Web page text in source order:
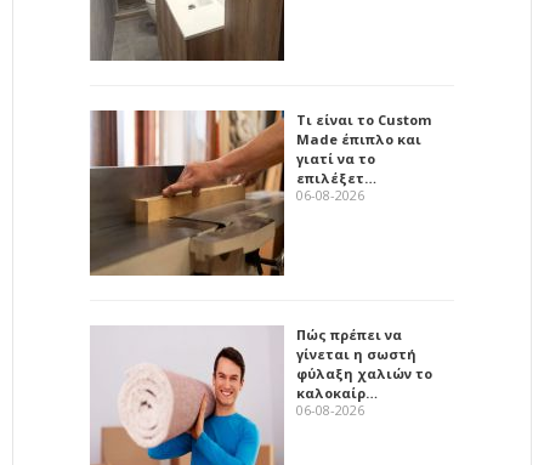
Τι είναι το Custom
Made έπιπλο και
γιατί να το
επιλέξετ…
06-08-2026
Πώς πρέπει να
γίνεται η σωστή
φύλαξη χαλιών το
καλοκαίρ…
06-08-2026